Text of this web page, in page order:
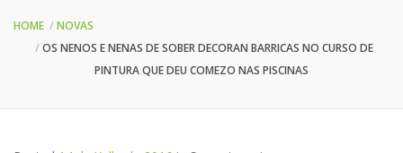
HOME
NOVAS
OS NENOS E NENAS DE SOBER DECORAN BARRICAS NO CURSO DE
PINTURA QUE DEU COMEZO NAS PISCINAS